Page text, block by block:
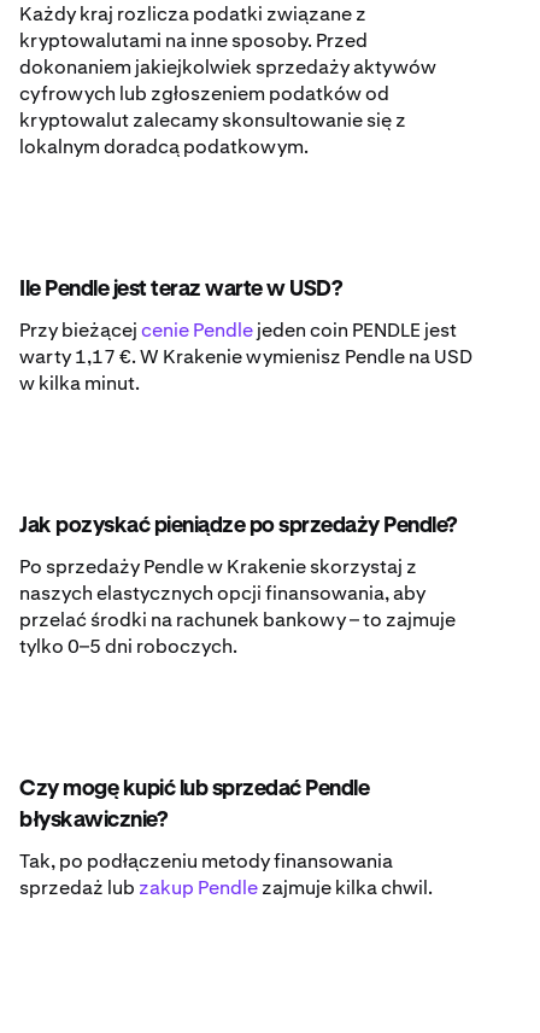
Każdy kraj rozlicza podatki związane z
kryptowalutami na inne sposoby. Przed
dokonaniem jakiejkolwiek sprzedaży aktywów
cyfrowych lub zgłoszeniem podatków od
kryptowalut zalecamy skonsultowanie się z
lokalnym doradcą podatkowym.
Ile Pendle jest teraz warte w USD?
Przy bieżącejcenie Pendlejeden coin PENDLE jest
warty 1,17 €. W Krakenie wymienisz Pendle na USD
w kilka minut.
Jak pozyskać pieniądze po sprzedaży Pendle?
Po sprzedaży Pendle w Krakenie skorzystaj z
naszych elastycznych opcji finansowania, aby
przelać środki na rachunek bankowy – to zajmuje
tylko 0–5 dni roboczych.
Czy mogę kupić lub sprzedać Pendle
błyskawicznie?
Tak, po podłączeniu metody finansowania
sprzedaż lub zakup Pendlezajmuje kilka chwil.